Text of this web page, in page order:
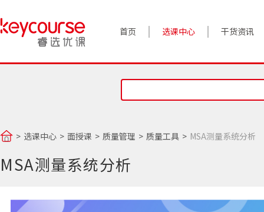
首页 选课中心 干货资讯
案例实践
对话高管
选课中心 面授课 质量管理 质量工具 MSA测量系统分析
MSA测量系统分析